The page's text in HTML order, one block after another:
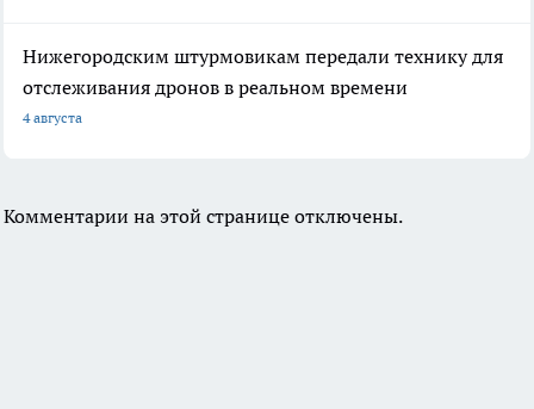
Нижегородским штурмовикам передали технику для
отслеживания дронов в реальном времени
4 августа
Комментарии на этой странице отключены.